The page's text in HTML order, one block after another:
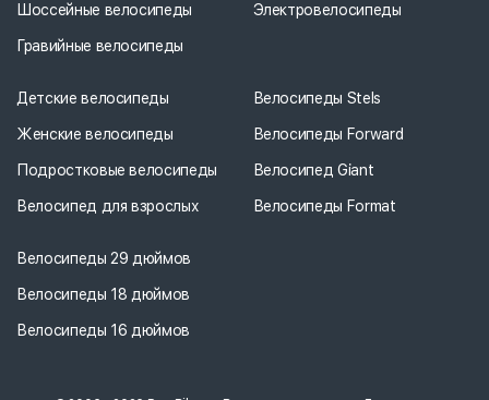
Шоссейные велосипеды
Гравийные велосипеды
Электровелосипеды
Детские велосипеды
Женские велосипеды
Подростковые велосипеды
Велосипед для взрослых
Велосипеды Stels
Велосипеды Forward
Велосипед Giant
Велосипеды Format
Велосипеды 29 дюймов
Велосипеды 18 дюймов
Велосипеды 16 дюймов